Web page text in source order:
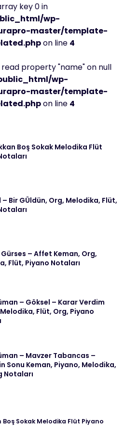
key 0 in
wp-
master/template-
on line 4
property "name" on null
wp-
master/template-
on line 4
Boş Sokak Melodika Flüt
– Bir GÜldün, Org, Melodika, Flüt,
– Affet Keman, Org,
Flüt, Piyano Notaları
– Göksel – Karar Verdim
Flüt, Org, Piyano
– Mavzer Tabancas –
Sonu Keman, Piyano, Melodika,
Notaları
Boş Sokak Melodika Flüt Piyano